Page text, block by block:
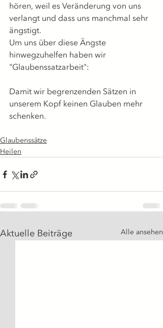
hören, weil es Veränderung von uns
verlangt und dass uns manchmal sehr
ängstigt.
Um uns über diese Ängste
hinwegzuhelfen haben wir
"Glaubenssatzarbeit":
Damit wir begrenzenden Sätzen in
unserem Kopf keinen Glauben mehr
schenken.
Glaubenssätze
Heilen
Aktuelle Beiträge Alle ansehen